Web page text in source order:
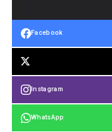
Facebook
Instagram
WhatsApp